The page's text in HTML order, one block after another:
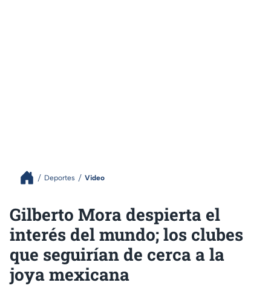
Deportes Video
Gilberto Mora despierta el
interés del mundo; los clubes
que seguirían de cerca a la
joya mexicana